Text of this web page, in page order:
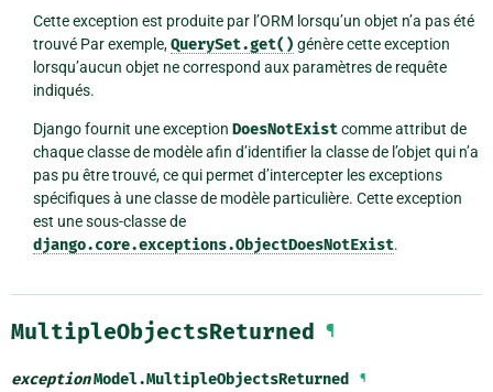
Cette exception est produite par l’ORM lorsqu’un objet n’a pas été
trouvé Par exemple,QuerySet.get() génère cette exception
lorsqu’aucun objet ne correspond aux paramètres de requête
indiqués.
Django fournit une exception DoesNotExistcomme attribut de
chaque classe de modèle afin d’identifier la classe de l’objet qui n’a
pas pu être trouvé, ce qui permet d’intercepter les exceptions
spécifiques à une classe de modèle particulière. Cette exception
est une sous-classe de
django.core.exceptions.ObjectDoesNotExist.
MultipleObjectsReturned ¶
exceptionModel.MultipleObjectsReturned ¶